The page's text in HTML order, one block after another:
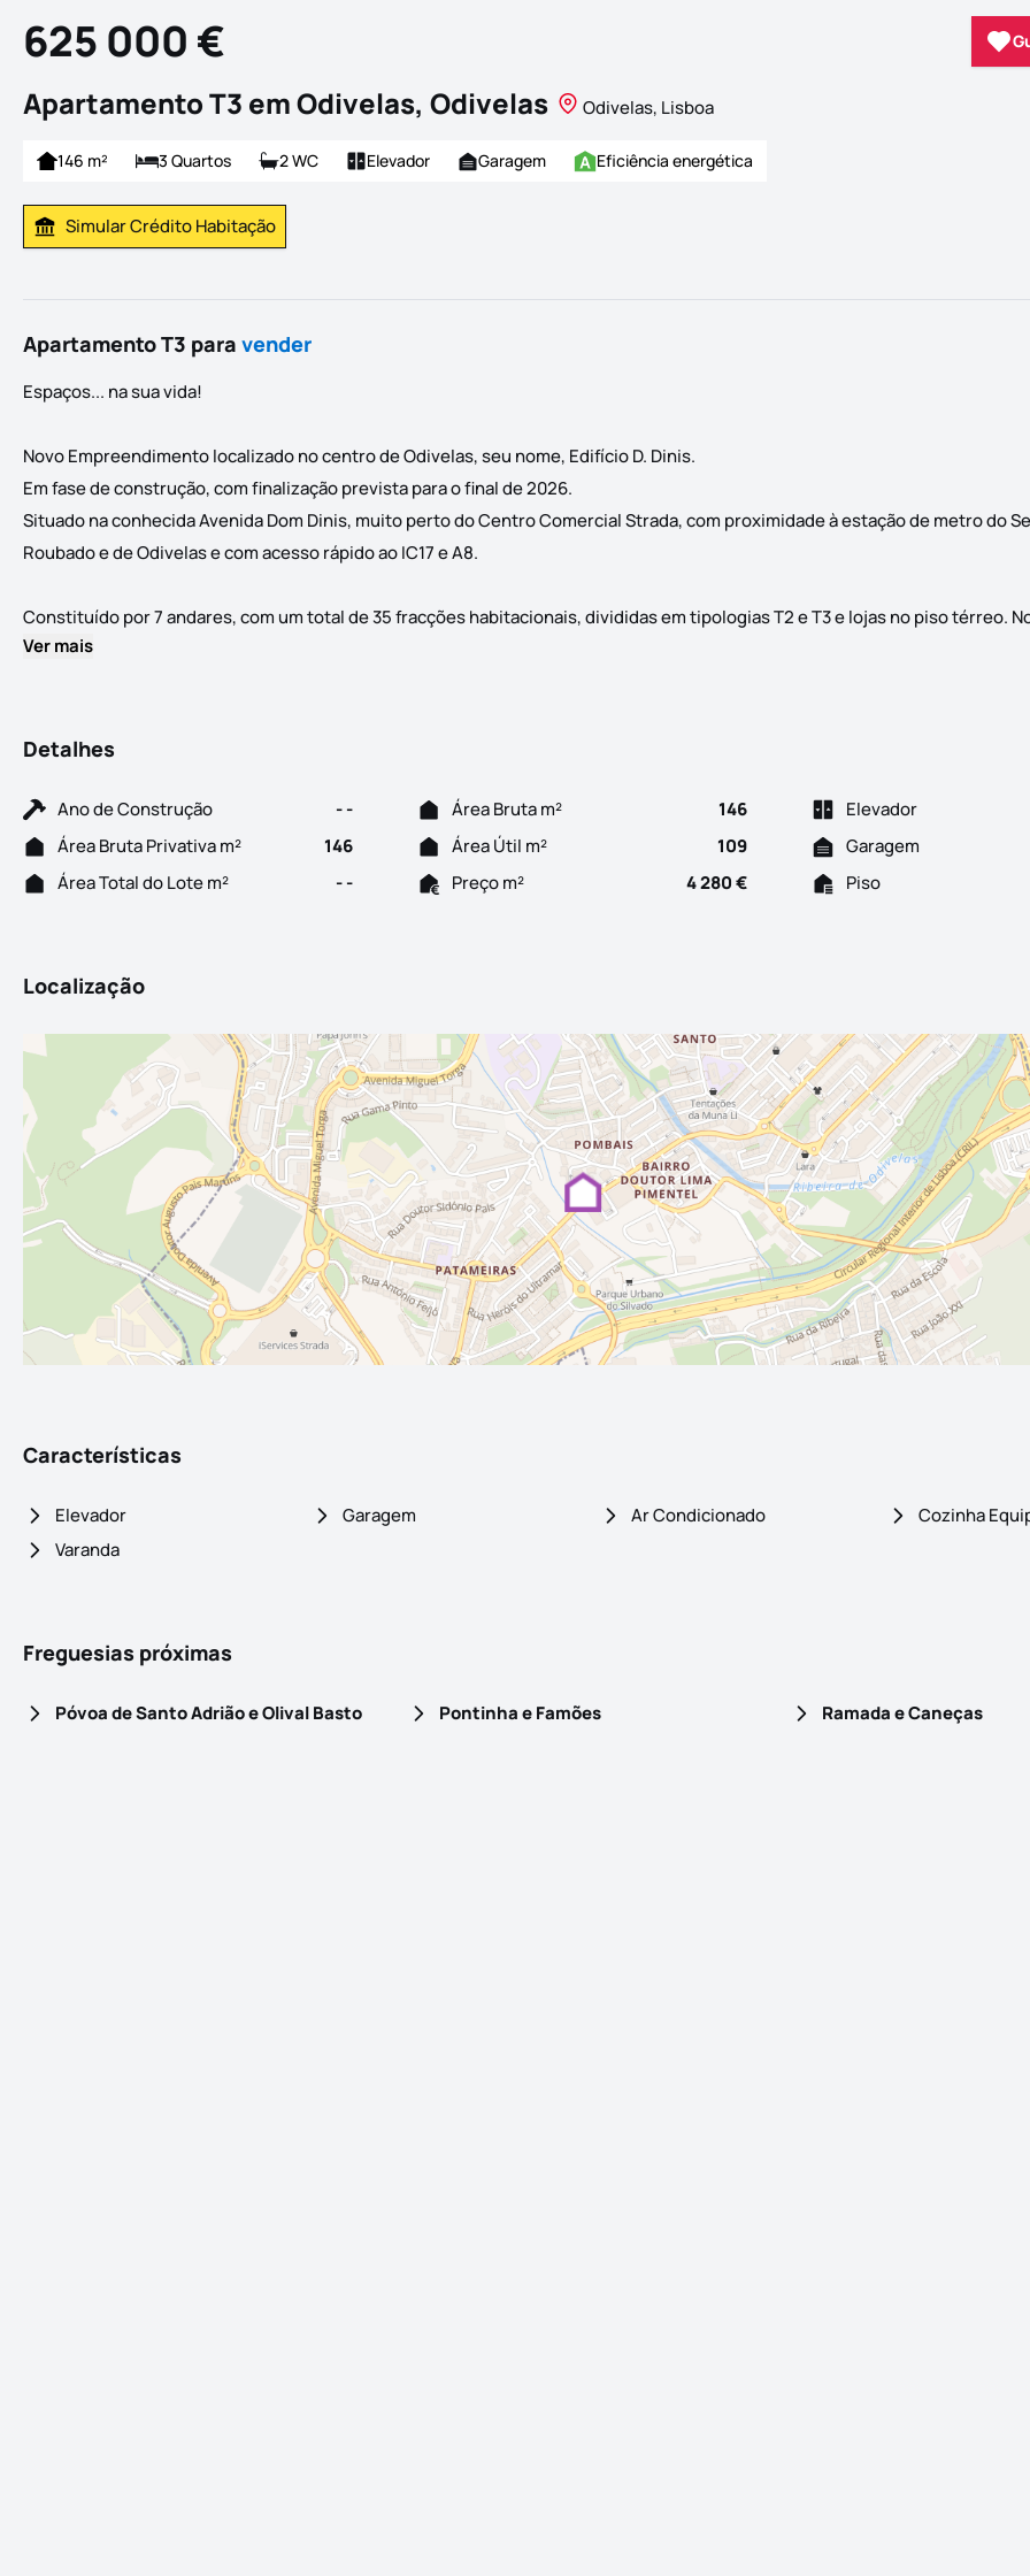
625 000 €
Apartamento T3 em Odivelas, Odivelas Odivelas, Lisboa
146 m² 3 Quartos 2 WC Elevador Garagem Eficiência energética
Simular Prestação
Simular Crédito Habitação
Apartamento T3 para vender
Espaços... na sua vida!
Novo Empreendimento localizado no centro de Odivelas, seu nome, Edifício D. Dinis.
Em fase de construção, com finalização prevista para o final de 2026.
Situado na conhecida Avenida Dom Dinis, muito perto do Centro Comercial Strada, com proximidade à estação de metro do
Roubado e de Odivelas e com acesso rápido ao IC17 e A8.
Constituído por 7 andares, com um total de 35 fracções habitacionais, divididas em tipologias T2 e T3 e lojas no piso térreo.
Ver mais
Detalhes
Ano de Construção - - Área Bruta m² 146
Elevador
Área Bruta Privativa m²
146 Área Útil m² 109
Garagem
Área Total do Lote m²
- - Preço m² 4 280 € Piso
Localização
Características
Elevador Garagem Ar Condicionado
Cozinha
Varanda
Freguesias próximas
Póvoa de Santo Adrião e Olival Basto Pontinha e Famões Ramada e Caneças